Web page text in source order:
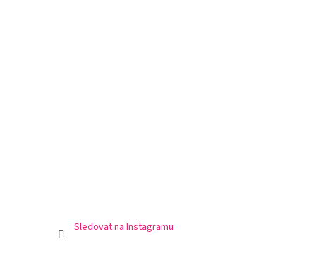
Sledovat na Instagramu